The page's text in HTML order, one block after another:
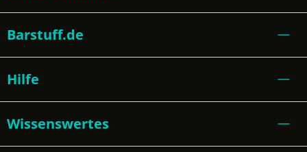
Barstuff.de
Hilfe
Wissenswertes